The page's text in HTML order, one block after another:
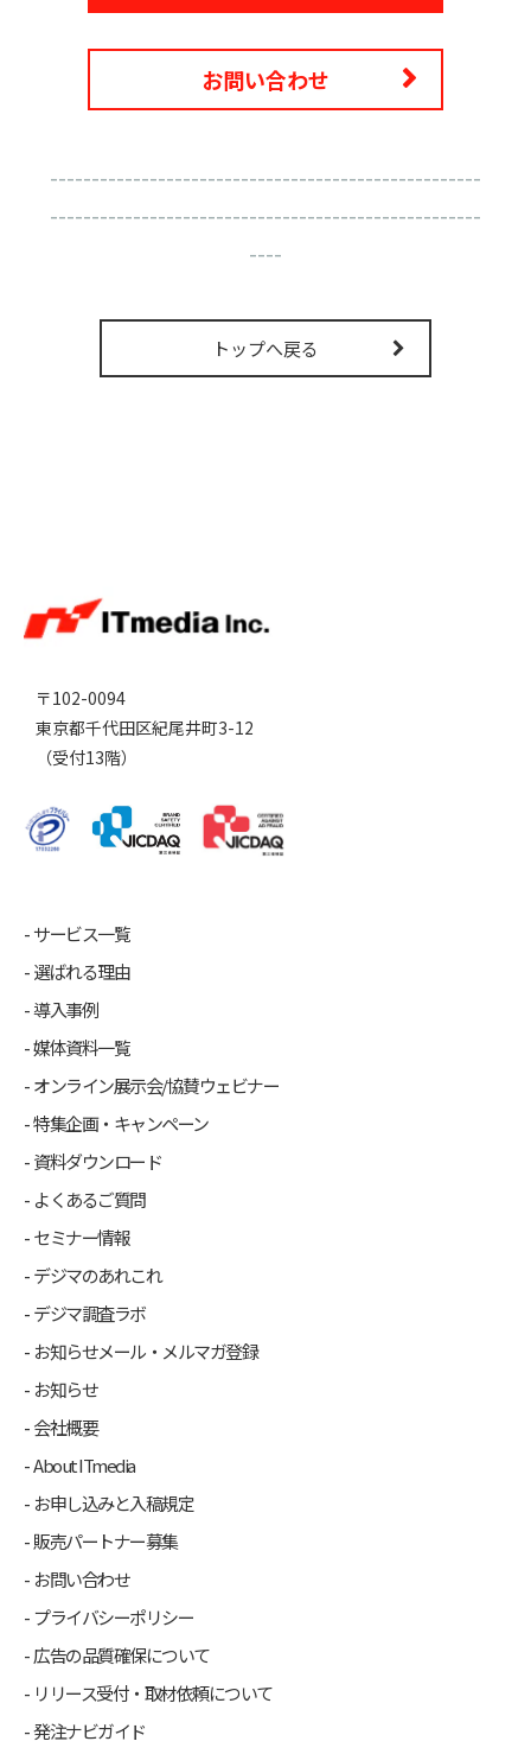
お問い合わせ
----------------------------------------------------
----------------------------------------------------
----
トップへ戻る
〒102-0094
東京都千代田区紀尾井町3-12
（受付13階）
サービス一覧
選ばれる理由
導入事例
媒体資料一覧
オンライン展示会/協賛ウェビナー
特集企画・キャンペーン
資料ダウンロード
よくあるご質問
セミナー情報
デジマのあれこれ
デジマ調査ラボ
お知らせメール・メルマガ登録
お知らせ
会社概要
About ITmedia
お申し込みと入稿規定
販売パートナー募集
お問い合わせ
プライバシーポリシー
広告の品質確保について
リリース受付・取材依頼について
発注ナビガイド